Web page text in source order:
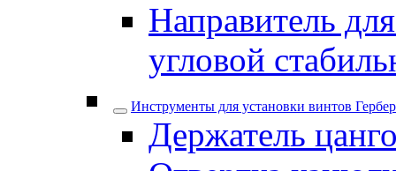
Направитель
угловой
Инструменты для установки винтов
Держатель